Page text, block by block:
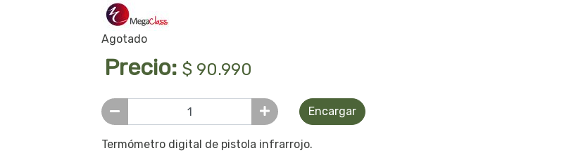
Agotado
Precio: $ 90.990
Encargar
Termómetro digital de pistola infrarrojo.